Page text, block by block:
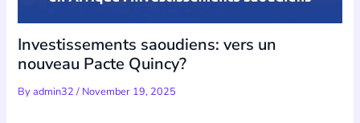
Investissements saoudiens: vers un
nouveau Pacte Quincy?
Byadmin32/ November 19, 2025